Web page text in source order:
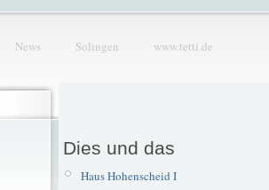
News Solingen www.tetti.de
Dies und das
Haus Hohenscheid I